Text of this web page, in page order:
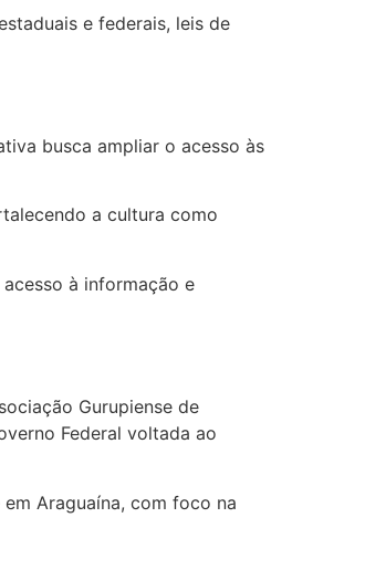
e federais, leis de
busca ampliar o acesso às
a cultura como
à informação e
Gurupiense de
Federal voltada ao
Araguaína, com foco na